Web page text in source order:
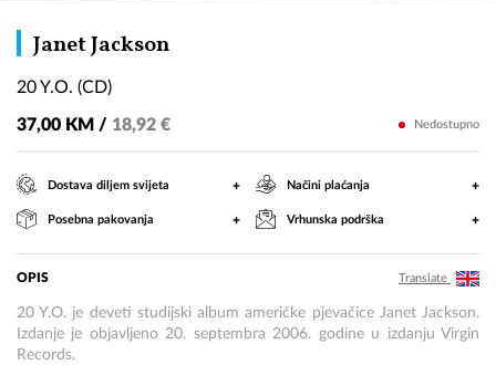
Janet Jackson20
20 Y.O. (CD)
37,00 KM / 18,92 € Nedostupno
Dostava diljem svijeta + Načini plaćanja +
Posebna pakovanja + Vrhunska podrška +
OPIS Translate
20 Y.O. je deveti studijski album američke pjevačice Janet Jackson.
Izdanje je objavljeno 20. septembra 2006. godine u izdanju Virgin
Records.